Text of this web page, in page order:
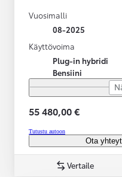
Vuosimalli
08-2025
Käyttövoima
Plug-in hybridi
Bensiini
55 480,00 €
Tutustu autoon
Ota
Vertaile